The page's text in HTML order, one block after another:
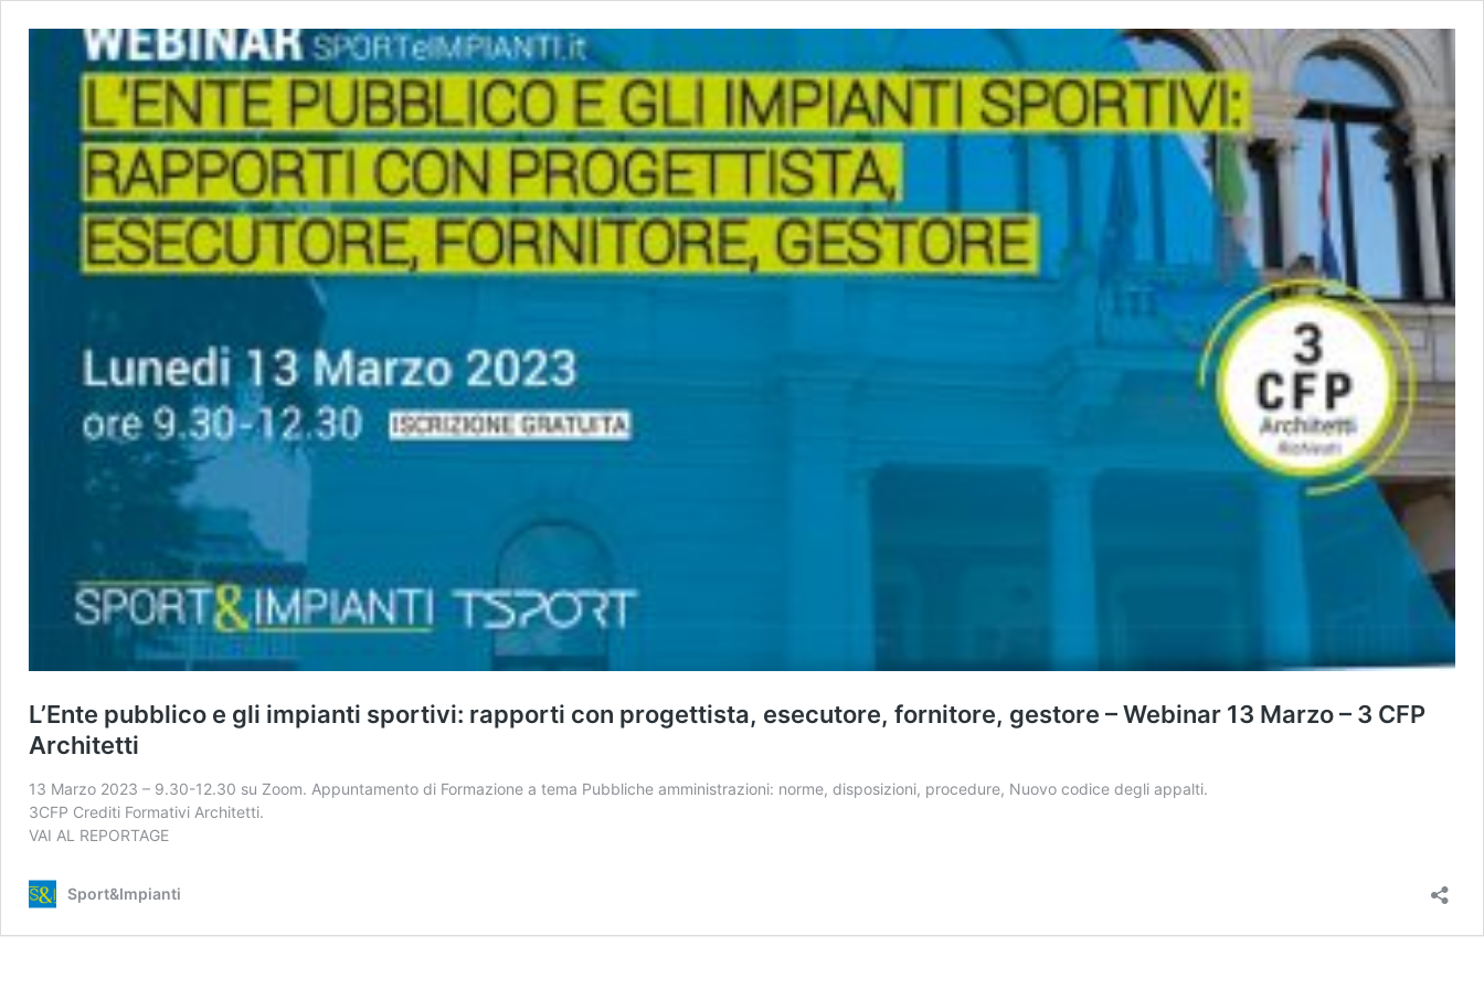
L’Ente pubblico e gli impianti sportivi: rapporti con progettista, esecutore, fornitore, gestore – Webinar 13 Marzo – 3 CFP
Architetti
13 Marzo 2023 – 9.30-12.30 su Zoom. Appuntamento di Formazione a tema Pubbliche amministrazioni: norme, disposizioni, procedure, Nuovo codice degli appalti.
3CFP Crediti Formativi Architetti.
VAI AL REPORTAGE
Sport&Impianti